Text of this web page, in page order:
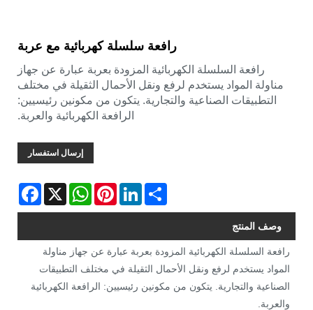
رافعة سلسلة كهربائية مع عربة
رافعة السلسلة الكهربائية المزودة بعربة عبارة عن جهاز
مناولة المواد يستخدم لرفع ونقل الأحمال الثقيلة في مختلف
التطبيقات الصناعية والتجارية. يتكون من مكونين رئيسيين:
الرافعة الكهربائية والعربة.
إرسال استفسار
X
WhatsAppPinterestLinkedInShare
وصف المنتج
رافعة السلسلة الكهربائية المزودة بعربة عبارة عن جهاز مناولة
المواد يستخدم لرفع ونقل الأحمال الثقيلة في مختلف التطبيقات
الصناعية والتجارية. يتكون من مكونين رئيسيين: الرافعة الكهربائية
والعربة.